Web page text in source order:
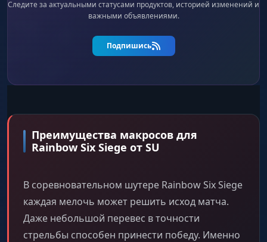
Следите за актуальными статусами продуктов, историей изменений и
важными объявлениями.
Подпишись
Преимущества макросов для
Rainbow Six Siege от SU
В соревновательном шутере Rainbow Six Siege
каждая мелочь может решить исход матча.
Даже небольшой перевес в точности
стрельбы способен принести победу. Именно